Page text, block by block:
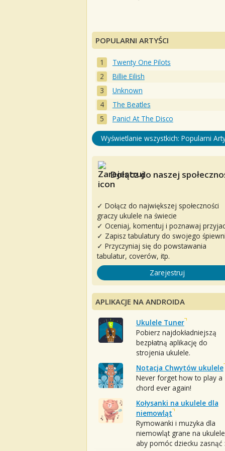
POPULARNI ARTYŚCI
Twenty One Pilots
Billie Eilish
Unknown
The Beatles
Panic! At The Disco
Wyświetlanie wszystkich: Popularni
Dołącz do naszej
✓ Dołącz do największej społeczności
graczy ukulele na świecie
✓ Oceniaj, komentuj i poznawaj
✓ Zapisz tabulatury do swojego
✓ Przyczyniaj się do powstawania
tabulatur, coverów, itp.
Zarejestruj
APLIKACJE NA ANDROIDA
Ukulele Tuner
Pobierz najdokładniejszą
bezpłatną aplikację do
strojenia ukulele.
Notacja Chwytów ukulele
Never forget how to play a
chord ever again!
Kołysanki na ukulele dla
niemowląt
Rymowanki i muzyka dla
niemowląt grane na
aby pomóc dziecku zasnąć